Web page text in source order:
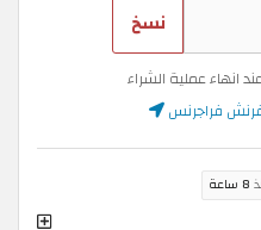
نسخ
انهاء عملية الشراء
فراجرنس
8 ساعة